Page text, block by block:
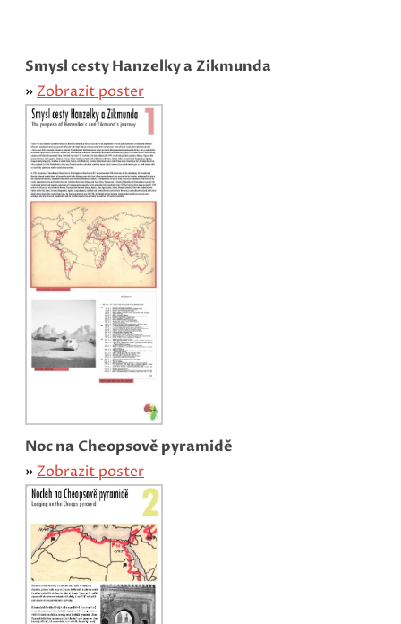
Smysl cesty Hanzelky a Zikmunda
» Zobrazit poster
Noc na Cheopsově pyramidě
» Zobrazit poster